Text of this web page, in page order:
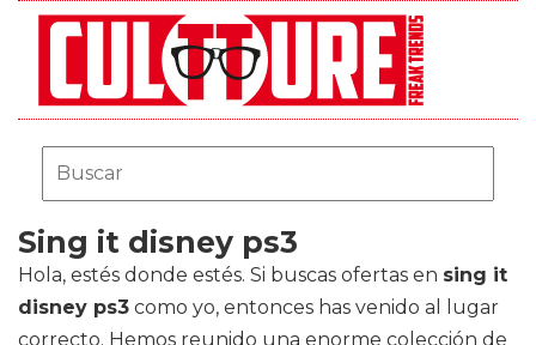
Sing it disney ps3
Hola, estés donde estés. Si buscas ofertas en sing it
disney ps3 como yo, entonces has venido al lugar
correcto. Hemos reunido una enorme colección de